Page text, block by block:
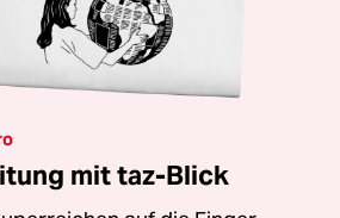
mit taz-Blick